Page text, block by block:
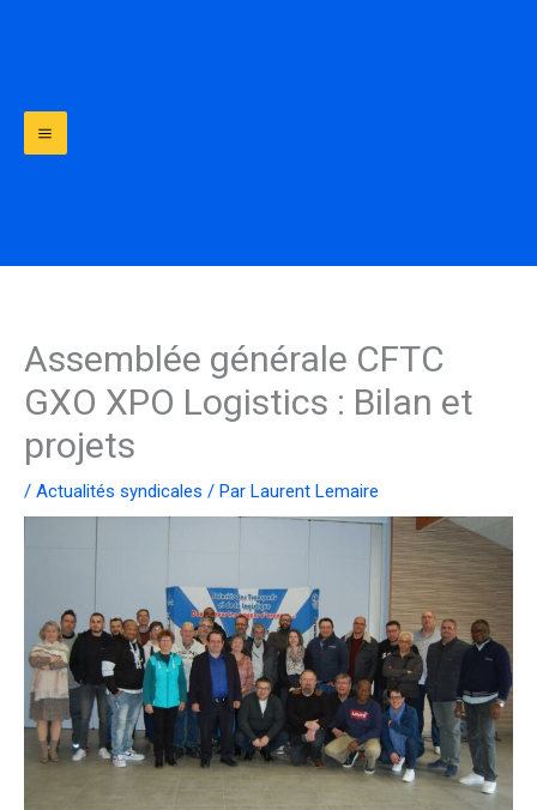
Assemblée générale CFTC
GXO XPO Logistics : Bilan et
projets
/ Actualités syndicales / Par Laurent Lemaire